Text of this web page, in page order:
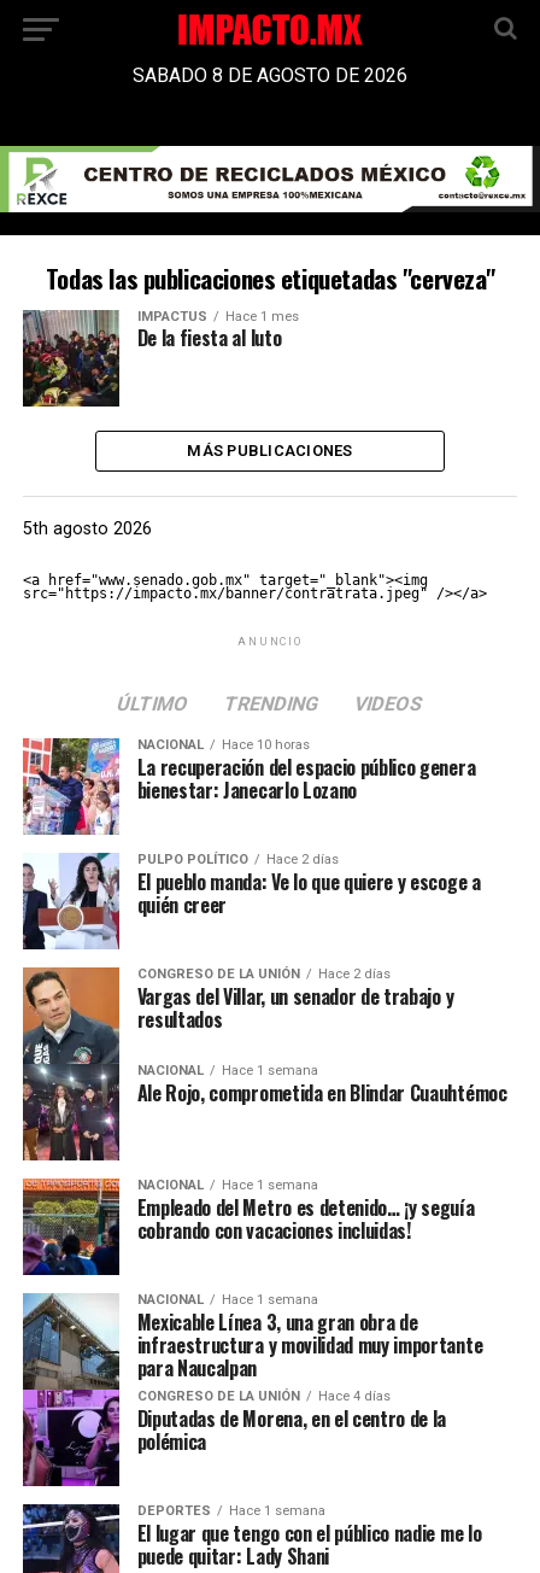
SABADO 8 DE AGOSTO DE 2026
Todas las publicaciones etiquetadas "cerveza"
IMPACTUS Hace 1 mes
De la fiesta al luto
MÁS PUBLICACIONES
5th agosto 2026
<a href="www.senado.gob.mx" target="_blank"><img
src="https://impacto.mx/banner/contratrata.jpeg" /></a>
ANUNCIO
ÚLTIMO TRENDING VIDEOS
NACIONAL Hace 10 horas
La recuperación del espacio público genera
bienestar: Janecarlo Lozano
PULPO POLÍTICO Hace 2 días
El pueblo manda: Ve lo que quiere y escoge a
quién creer
CONGRESO DE LA UNIÓN Hace 2 días
Vargas del Villar, un senador de trabajo y
resultados
NACIONAL Hace 1 semana
Ale Rojo, comprometida en Blindar Cuauhtémoc
NACIONAL Hace 1 semana
Empleado del Metro es detenido… ¡y seguía
cobrando con vacaciones incluidas!
NACIONAL Hace 1 semana
Mexicable Línea 3, una gran obra de
infraestructura y movilidad muy importante
para Naucalpan
CONGRESO DE LA UNIÓN Hace 4 días
Diputadas de Morena, en el centro de la
polémica
DEPORTES Hace 1 semana
El lugar que tengo con el público nadie me lo
puede quitar: Lady Shani